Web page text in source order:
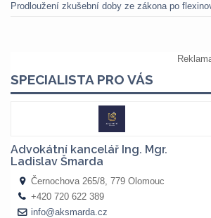
Prodloužení zkušební doby ze zákona po